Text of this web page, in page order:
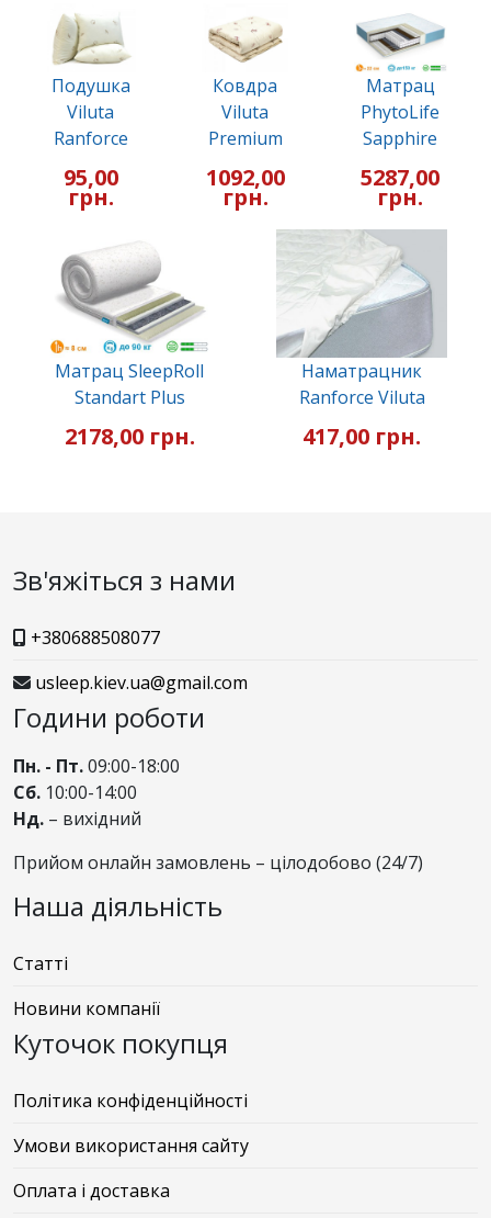
Подушка
Viluta
Ranforce
95,00
грн.
Ковдра
Viluta
Premium
1092,00
грн.
Матрац
PhytoLife
Sapphire
5287,00
грн.
Матрац SleepRoll
Standart Plus
2178,00 грн.
Наматрацник
Ranforce Viluta
417,00 грн.
Зв'яжіться з нами
+380688508077
usleep.kiev.ua@gmail.com
Години роботи
Пн. - Пт.09:00-18:00
Сб. 10:00-14:00
Нд. – вихідний
Прийом онлайн замовлень – цілодобово (24/7)
Наша діяльність
Статті
Новини компанії
Куточок покупця
Політика конфіденційності
Умови використання сайту
Оплата і доставка